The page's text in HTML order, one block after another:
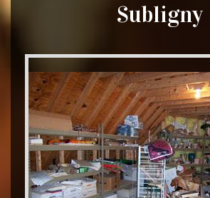
Subligny